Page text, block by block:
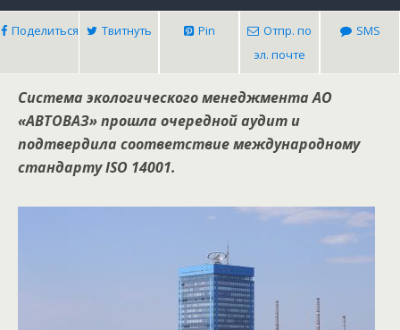
Поделиться Твитнуть Pin
Отпр. по
эл. почте
SMS
Система экологического менеджмента АО
«АВТОВАЗ» прошла очередной аудит и
подтвердила соответствие международному
стандарту ISO 14001.